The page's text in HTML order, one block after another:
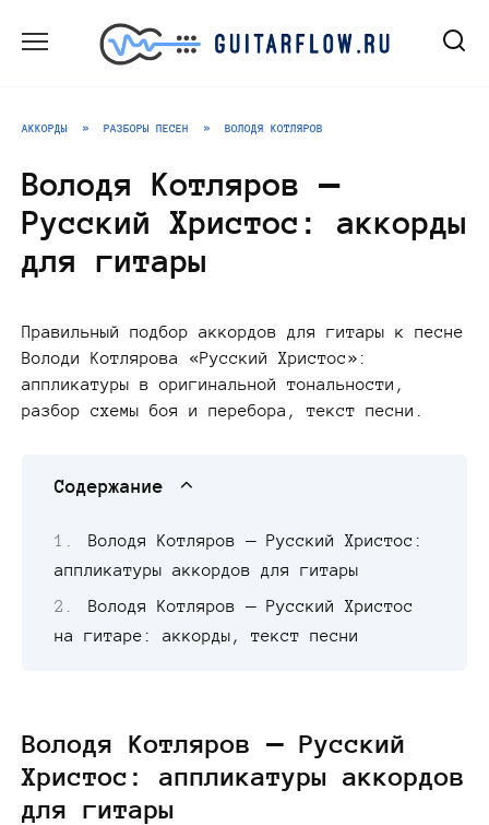
АККОРДЫ » РАЗБОРЫ ПЕСЕН » ВОЛОДЯ КОТЛЯРОВ
Володя Котляров —
Русский Христос: аккорды
для гитары
Правильный подбор аккордов для гитары к песне
Володи Котлярова «Русский Христос»:
аппликатуры в оригинальной тональности,
разбор схемы боя и перебора, текст песни.
Содержание
Володя Котляров — Русский Христос:
аппликатуры аккордов для гитары
Володя Котляров — Русский Христос
на гитаре: аккорды, текст песни
Володя Котляров — Русский
Христос: аппликатуры аккордов
для гитары